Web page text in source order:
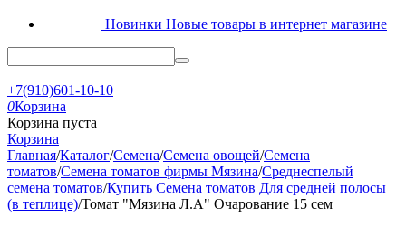
Новинки Новые товары в интернет магазине
+7(910)601-10-10
0Корзина
Корзина пуста
Корзина
Главная/Каталог/Семена/Семена овощей/Семена
томатов/Семена томатов фирмы Мязина/Среднеспелый
семена томатов/Купить Семена томатов Для средней полосы
(в теплице)/Томат "Мязина Л.А" Очарование 15 сем